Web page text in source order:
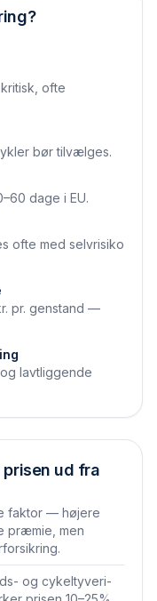
ofte
bør tilvælges.
dage i EU.
ofte med selvrisiko
pr. genstand —
lavtliggende
ud fra
faktor — højere
præmie, men
og cykeltyveri-